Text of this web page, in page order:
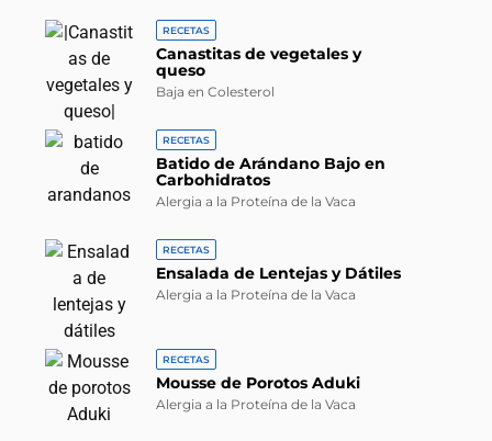
RECETAS
Canastitas de vegetales y
queso
Baja en Colesterol
RECETAS
Batido de Arándano Bajo en
Carbohidratos
Alergia a la Proteína de la Vaca
RECETAS
Ensalada de Lentejas y Dátiles
Alergia a la Proteína de la Vaca
RECETAS
Mousse de Porotos Aduki
Alergia a la Proteína de la Vaca